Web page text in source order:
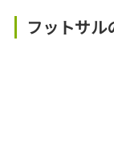
フットサル